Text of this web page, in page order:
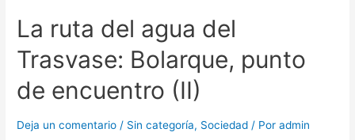
La ruta del agua del
Trasvase: Bolarque, punto
de encuentro (II)
Deja un comentario / Sin categoría, Sociedad / Poradmin